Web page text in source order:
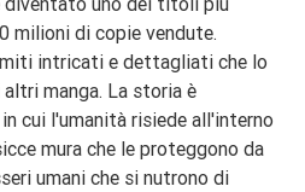
milioni di copie vendute.
intricati e dettagliati che lo
manga. La storia è
cui l'umanità risiede all'interno
mura che le proteggono da
umani che si nutrono di